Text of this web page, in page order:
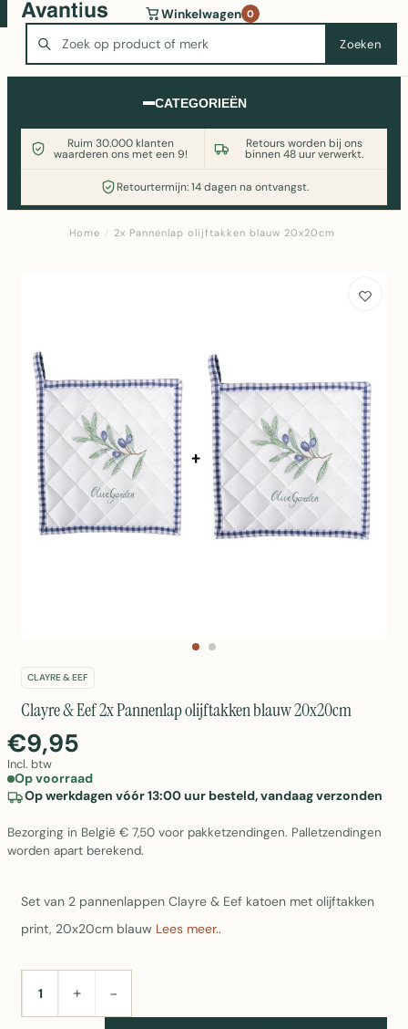
Zoeken
Winkelwagen 0
CATEGORIEËN
Ruim 30.000 klanten
waarderen ons met een 9!
Retours worden bij ons
binnen 48 uur verwerkt.
Retourtermijn: 14 dagen na ontvangst.
Wasmachine of koelkast nodig? Vergelijk alle prijzen op
Witgoedaanbod.nl
Home / 2x Pannenlap olijftakken blauw 20x20cm
CLAYRE & EEF
Clayre & Eef 2x Pannenlap olijftakken blauw 20x20cm
€9,95
Incl. btw
Op voorraad
Op werkdagen vóór 13:00 uur besteld, vandaag verzonden
Bezorging in België € 7,50 voor pakketzendingen. Palletzendingen
worden apart berekend.
Set van 2 pannenlappen Clayre & Eef katoen met olijftakken
print, 20x20cm blauw Lees meer..
AANTAL+ −